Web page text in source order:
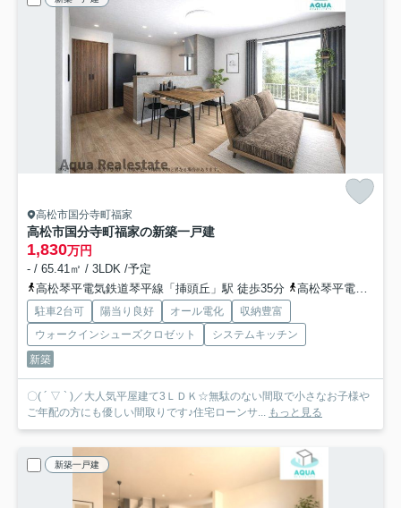
高松市国分寺町福家
高松市国分寺町福家の新築一戸建
1,830万円
- / 65.41㎡ / 3LDK /予定
高松琴平電気鉄道琴平線「挿頭丘」駅 徒歩35分
高松琴平電気鉄道琴平線「畑田」駅 徒歩37分
駐車2台可 陽当り良好 オール電化
収納豊富
ウォークインシューズクロゼット
システムキッチン
新築
〇( ´ ▽ ` )／大人気平屋建て3ＬＤＫ☆無駄のない間取で小さなお子様や
ご年配の方にも優しい間取りです♪住宅ローンサ...
もっと見る
新築一戸建